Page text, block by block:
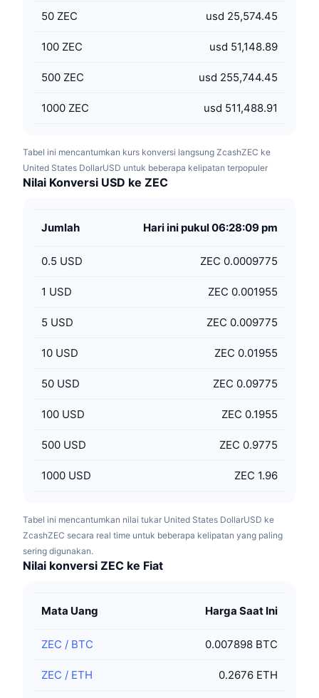
50 ZEC usd 25,574.45
100 ZEC usd 51,148.89
500 ZEC usd 255,744.45
1000 ZEC usd 511,488.91
Tabel ini mencantumkan kurs konversi langsung ZcashZEC ke
United States DollarUSD untuk beberapa kelipatan terpopuler
Nilai Konversi USD ke ZEC
Jumlah Hari ini pukul 06:28:09 pm
0.5 USD ZEC 0.0009775
1 USD ZEC 0.001955
5 USD ZEC 0.009775
10 USD ZEC 0.01955
50 USD ZEC 0.09775
100 USD ZEC 0.1955
500 USD ZEC 0.9775
1000 USD ZEC 1.96
Tabel ini mencantumkan nilai tukar United States DollarUSD ke
ZcashZEC secara real time untuk beberapa kelipatan yang paling
sering digunakan.
Nilai konversi ZEC ke Fiat
Mata Uang Harga Saat Ini
ZEC / BTC 0.007898 BTC
ZEC / ETH 0.2676 ETH